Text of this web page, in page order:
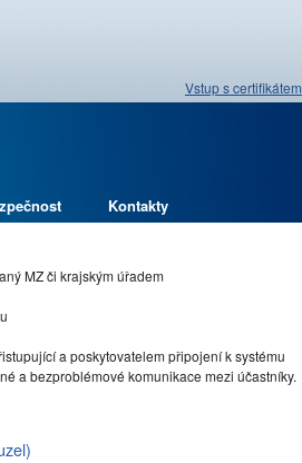
Vstup s certifikátem
Kontakty
MZ či krajským úřadem
a poskytovatelem připojení k systému
a bezproblémové komunikace mezi účastníky.